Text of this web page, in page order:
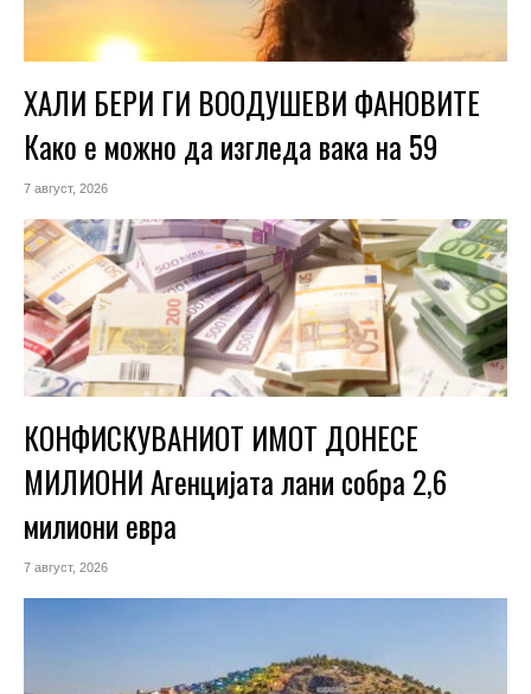
ХАЛИ БЕРИ ГИ ВООДУШЕВИ ФАНОВИТЕ
Како е можно да изгледа вака на 59
7 август, 2026
КОНФИСКУВАНИОТ ИМОТ ДОНЕСЕ
МИЛИОНИ Агенцијата лани собра 2,6
милиони евра
7 август, 2026